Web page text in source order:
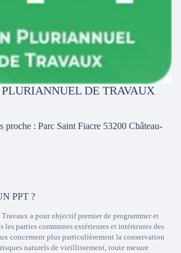
DE TRAVAUX
proche : Parc Saint Fiacre 53200 Château-
PPT ?
a pour objectif premier de programmer et
les parties communes extérieures et intérieures des
concernent plus particulièrement la conservation
naturels de vieillissement, toute mesure